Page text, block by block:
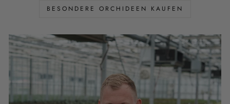
BESONDERE ORCHIDEEN KAUFEN